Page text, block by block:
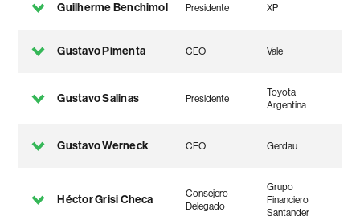
Guilherme Benchimol Presidente XP
Gustavo Pimenta CEO Vale
Gustavo Salinas Presidente
Toyota
Argentina
Gustavo Werneck CEO Gerdau
Héctor Grisi Checa
Consejero
Delegado
Grupo
Financiero
Santander